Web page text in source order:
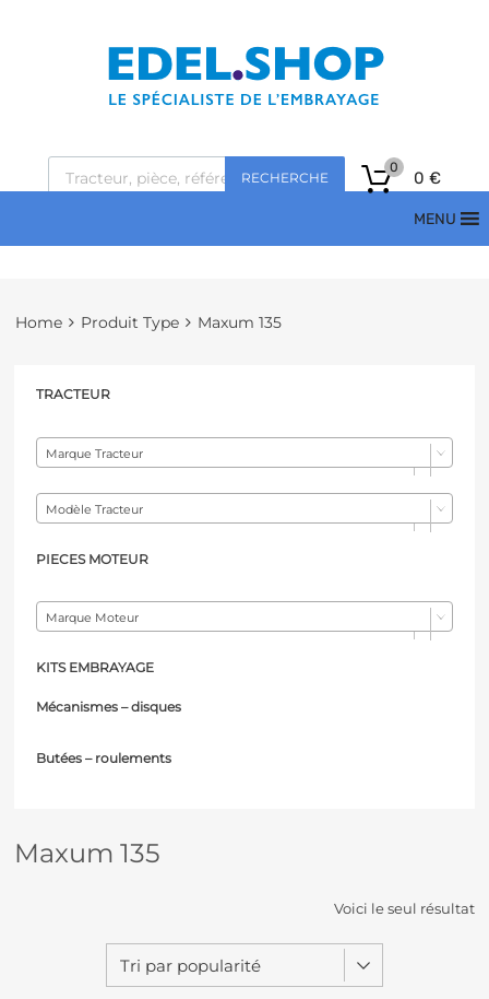
RECHERCHE 0 €
0
MENU
Home Produit Type Maxum 135
Maxum 135
Voici le seul résultat
TRACTEUR
Marque Tracteur
Modèle Tracteur
PIECES MOTEUR
Marque Moteur
KITS EMBRAYAGE
Mécanismes – disques
Butées – roulements